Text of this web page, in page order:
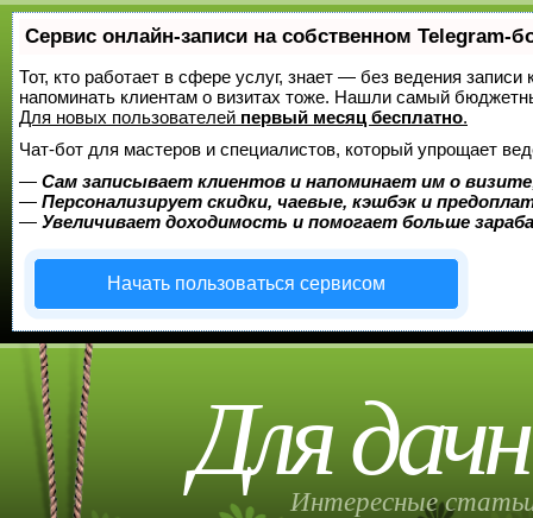
Сервис онлайн-записи на собственном Telegram-
Тот, кто работает в сфере услуг, знает — без ведения
напоминать клиентам о визитах тоже. Нашли самый
Для новых пользователей первый месяц бесплатно.
Чат-бот для мастеров и специалистов, который упрощает
— Сам записывает клиентов и напоминает им о
— Персонализирует скидки, чаевые, кэшбэк и
— Увеличивает доходимость и помогает больше
Начать пользоваться сервисом
Для
Интересные